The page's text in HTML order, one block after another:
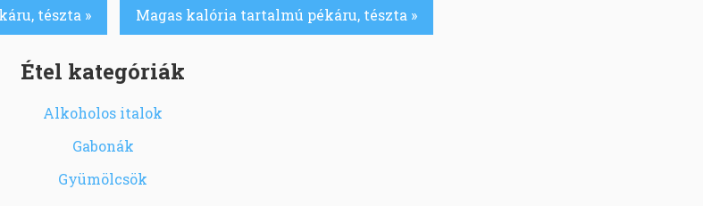
tészta » Magas kalória tartalmú pékáru, tészta »
Étel kategóriák
Alkoholos italok
Gabonák
Gyümölcsök